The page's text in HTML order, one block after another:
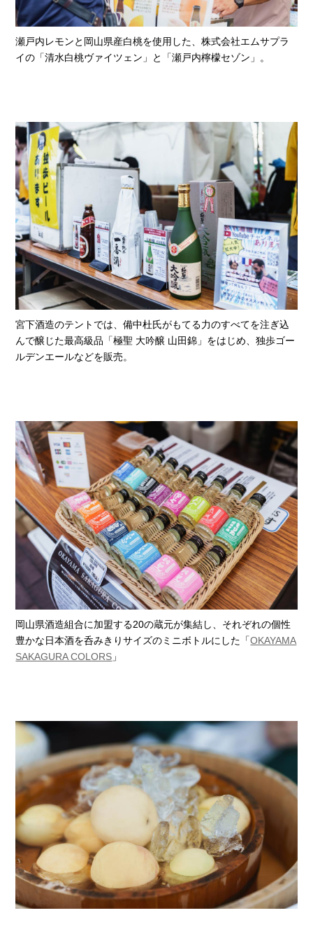
瀬戸内レモンと岡山県産白桃を使用した、株式会社エムサプラ
イの「清水白桃ヴァイツェン」と「瀬戸内檸檬セゾン」。
宮下酒造のテントでは、備中杜氏がもてる力のすべてを注ぎ込
んで醸じた最高級品「極聖 大吟醸 山田錦」をはじめ、独歩ゴー
ルデンエールなどを販売。
岡山県酒造組合に加盟する20の蔵元が集結し、それぞれの個性
豊かな日本酒を呑みきりサイズのミニボトルにした「OKAYAMA
SAKAGURA COLORS 」